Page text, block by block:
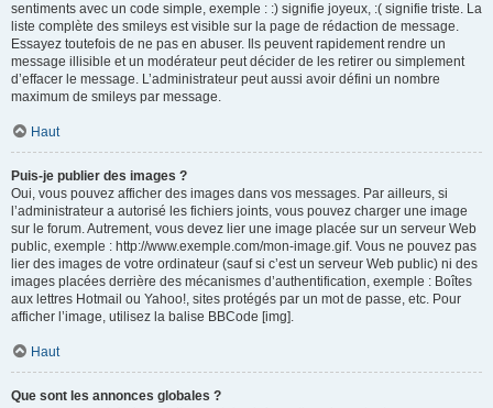
sentiments avec un code simple, exemple : :) signifie joyeux, :( signifie triste. La
liste complète des smileys est visible sur la page de rédaction de message.
Essayez toutefois de ne pas en abuser. Ils peuvent rapidement rendre un
message illisible et un modérateur peut décider de les retirer ou simplement
d’effacer le message. L’administrateur peut aussi avoir défini un nombre
maximum de smileys par message.
Haut
Puis-je publier des images ?
Oui, vous pouvez afficher des images dans vos messages. Par ailleurs, si
l’administrateur a autorisé les fichiers joints, vous pouvez charger une image
sur le forum. Autrement, vous devez lier une image placée sur un serveur Web
public, exemple : http://www.exemple.com/mon-image.gif. Vous ne pouvez pas
lier des images de votre ordinateur (sauf si c’est un serveur Web public) ni des
images placées derrière des mécanismes d’authentification, exemple : Boîtes
aux lettres Hotmail ou Yahoo!, sites protégés par un mot de passe, etc. Pour
afficher l’image, utilisez la balise BBCode [img].
Haut
Que sont les annonces globales ?